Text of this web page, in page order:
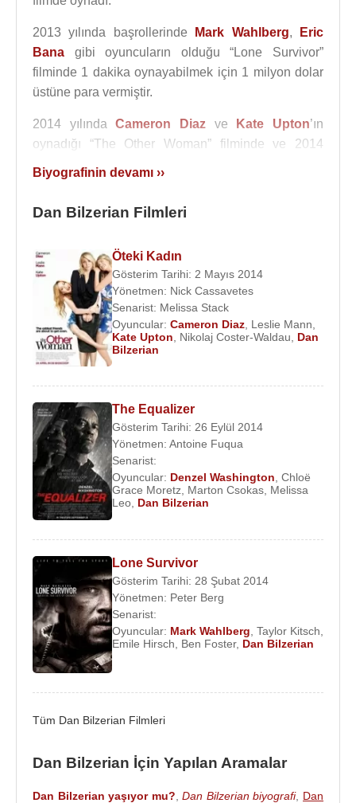
2013 yılında başrollerinde Mark Wahlberg,
Eric
Bana gibi oyuncuların olduğu “Lone Survivor”
filminde 1 dakika oynayabilmek için 1 milyon dolar
üstüne para vermiştir.
2014 yılındaCameron Diaz ve Kate Upton’ın
oynadığı “The Other Woman” filminde ve 2014
Washington
Dan Bilzerian
’da rol aldı.
yapmadan önceki işi fok eğitmenliğidir.
Filmleri
2016 - Vurguncular (Dan Bilzerian)
2015 - Kurtarıcı (Higgins)
2014 -The Equalizer(Teddy's Guy)
2014 - Cat Run 2 (Cordray)
2014 - The Other Woman /Öteki Kadın
2013 - Son Kalan /Lone Survivor
2013 - Kod Adı: Olympus (Olympus Has Fallen)
Kaynak:Biyografiler.com
Biyografinin devamı ››
Dan Bilzerian Filmleri
Öteki Kadın
Gösterim Tarihi: 2 Mayıs 2014
Yönetmen: Nick Cassavetes
Senarist: Melissa Stack
Oyuncular: Cameron Diaz Leslie Mann
Kate Upton
Nikolaj Coster-Waldau
Dan
Bilzerian
The Equalizer
Gösterim Tarihi: 26 Eylül 2014
Yönetmen: Antoine Fuqua
Senarist:
Oyuncular: Denzel Washington, Chloë
Grace Moretz, Marton Csokas, Melissa
Leo, Dan Bilzerian
Lone Survivor
Gösterim Tarihi: 28 Şubat 2014
Yönetmen: Peter Berg
Senarist:
Oyuncular: Mark Wahlberg Taylor Kitsch
Emile Hirsch
Ben Foster, Dan Bilzerian
Tüm Dan Bilzerian Filmleri
Dan Bilzerian İçin Yapılan Aramalar
Dan Bilzerian yaşıyor mu? ,Dan Bilzerian biyografi, Dan